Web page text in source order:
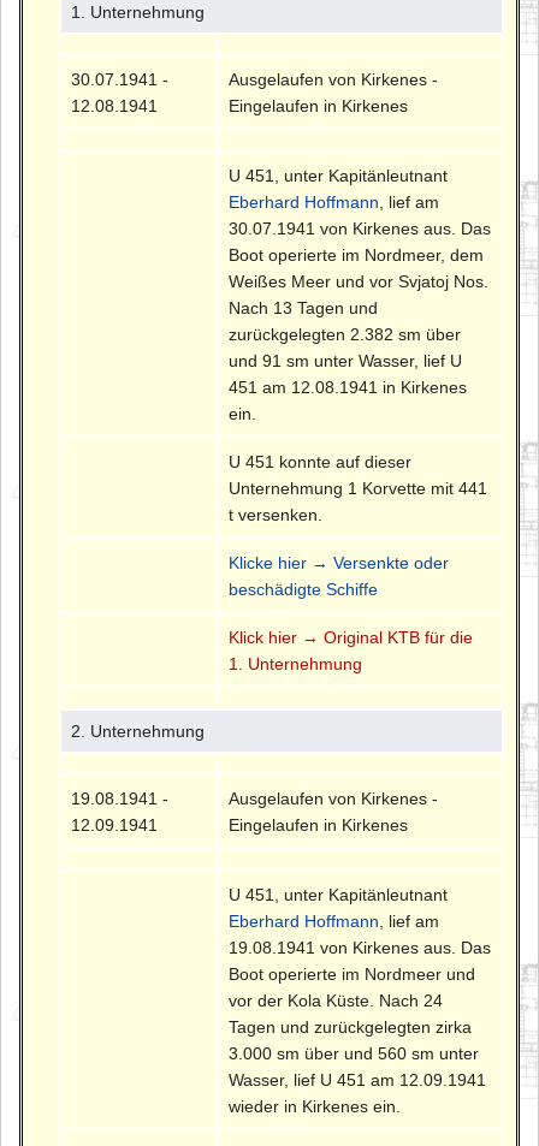
1. Unternehmung
30.07.1941 -
12.08.1941
Ausgelaufen von Kirkenes -
Eingelaufen in Kirkenes
U 451, unter Kapitänleutnant
Eberhard Hoffmann , lief am
30.07.1941 von Kirkenes aus. Das
Boot operierte im Nordmeer, dem
Weißes Meer und vor Svjatoj Nos.
Nach 13 Tagen und
zurückgelegten 2.382 sm über
und 91 sm unter Wasser, lief U
451 am 12.08.1941 in Kirkenes
ein.
U 451 konnte auf dieser
Unternehmung 1 Korvette mit 441
t versenken.
Klicke hier → Versenkte oder
beschädigte Schiffe
Klick hier → Original KTB für die
1. Unternehmung
2. Unternehmung
19.08.1941 -
12.09.1941
Ausgelaufen von Kirkenes -
Eingelaufen in Kirkenes
U 451, unter Kapitänleutnant
Eberhard Hoffmann , lief am
19.08.1941 von Kirkenes aus. Das
Boot operierte im Nordmeer und
vor der Kola Küste. Nach 24
Tagen und zurückgelegten zirka
3.000 sm über und 560 sm unter
Wasser, lief U 451 am 12.09.1941
wieder in Kirkenes ein.